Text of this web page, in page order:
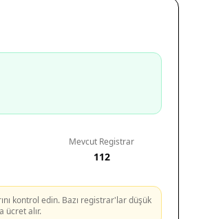
Mevcut Registrar
112
kontrol edin. Bazı registrar'lar düşük
ücret alır.